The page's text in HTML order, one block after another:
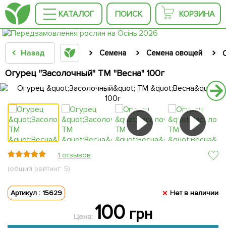
КАТАЛОГ ПОИСК КОРЗИНА
Назад Семена Семена овощей
Огурец "Засолочный" ТМ "Весна" 100г
1 отзывов
(общий рейтинг: 5)
Артикул : 15629 Нет в наличии
Цена: 100 грн